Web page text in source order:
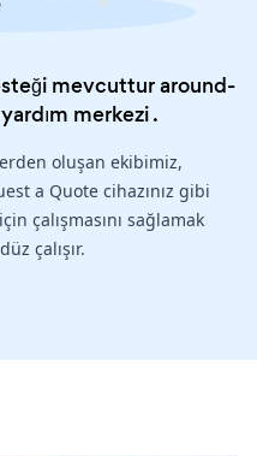
mevcuttur around-
yardım merkezi.
oluşan ekibimiz,
a Quote cihazınız gibi
çalışmasını sağlamak
çalışır.